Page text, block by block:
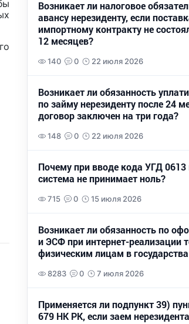
Возникает ли налоговое
авансу нерезиденту, если
импортному контракту не
12 месяцев?
140 0 22 июля 2026
Возникает ли обязанность
по займу нерезиденту после 24
договор заключен на три года?
148 0 22 июля 2026
Почему при вводе кода УГД 0613
система не принимает ноль?
715 0 15 июля 2026
Возникает ли обязанность по
и ЭСФ при интернет-реализации
физическим лицам в
8283 0 7 июля 2026
Применяется ли подпункт 39)
679 НК РК, если заем